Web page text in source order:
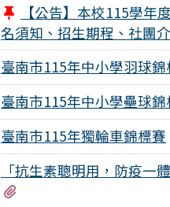
【公告】本校115學年
名須知、招生期程、社團
臺南市115年中小學羽球錦
臺南市115年中小學壘球錦
臺南市115年獨輪車錦標賽
「抗生素聰明用，防疫一